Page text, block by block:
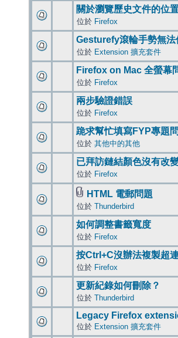
關於瀏覽歷史文件的位
位於 Firefox
Gesturefy滾輪手勢無法
位於 Extension 擴充套件
Firefox on Mac 全螢幕
位於 Firefox
兩步驗證錯誤
位於 Firefox
跪求幫忙填寫FYP專題
位於 其他中的其他
已拜訪鏈結顏色沒有改
位於 Firefox
HTML 電郵問題
位於 Thunderbird
如何調整書籤寬度
位於 Firefox
按Ctrl+C沒辦法複製超
位於 Firefox
更新紀錄如何刪除？
位於 Thunderbird
Legacy Firefox
位於 Extension 擴充套件